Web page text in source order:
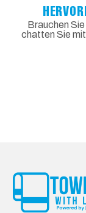
Brauchen
chatten Sie